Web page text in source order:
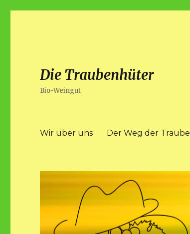
Die Traubenhüter
Bio-Weingut
Wir über uns Der Weg der Traube